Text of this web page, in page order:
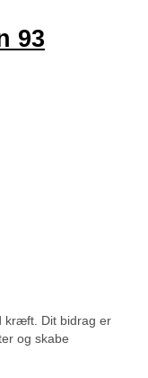
93
kræft. Dit bidrag er
og skabe